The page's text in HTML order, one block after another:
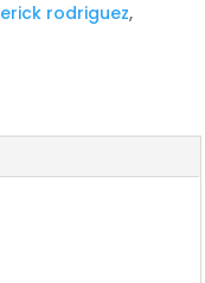
erick rodriguez,